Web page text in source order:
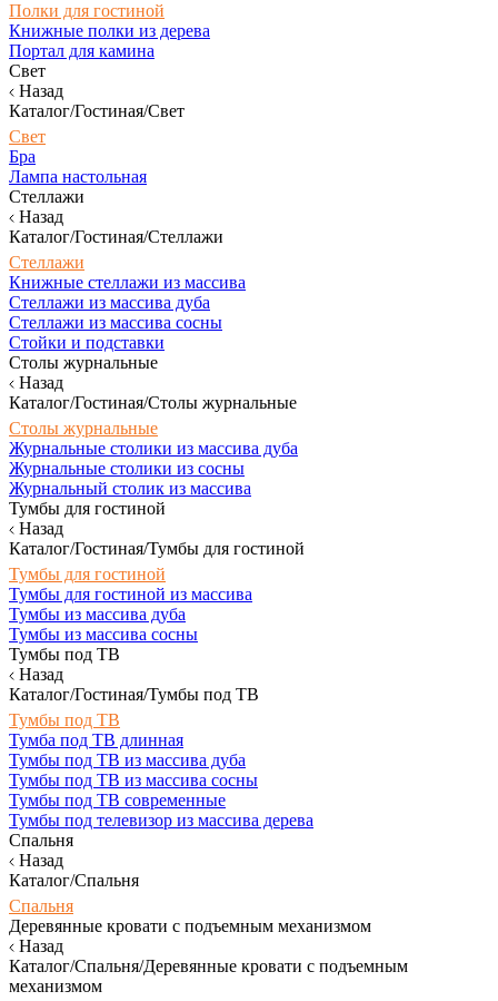
Полки для гостиной
Книжные полки из дерева
Портал для камина
Свет
Назад
Каталог/Гостиная/Свет
Свет
Бра
Лампа настольная
Стеллажи
Назад
Каталог/Гостиная/Стеллажи
Стеллажи
Книжные стеллажи из массива
Стеллажи из массива дуба
Стеллажи из массива сосны
Стойки и подставки
Столы журнальные
Назад
Каталог/Гостиная/Столы журнальные
Столы журнальные
Журнальные столики из массива дуба
Журнальные столики из сосны
Журнальный столик из массива
Тумбы для гостиной
Назад
Каталог/Гостиная/Тумбы для гостиной
Тумбы для гостиной
Тумбы для гостиной из массива
Тумбы из массива дуба
Тумбы из массива сосны
Тумбы под ТВ
Назад
Каталог/Гостиная/Тумбы под ТВ
Тумбы под ТВ
Тумба под ТВ длинная
Тумбы под ТВ из массива дуба
Тумбы под ТВ из массива сосны
Тумбы под ТВ современные
Тумбы под телевизор из массива дерева
Спальня
Назад
Каталог/Спальня
Спальня
Деревянные кровати с подъемным механизмом
Назад
Каталог/Спальня/Деревянные кровати с подъемным
механизмом